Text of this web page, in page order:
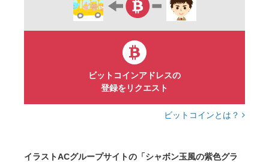
ビットコインアドレスの
登録をリクエスト
ビットコインとは？
イラストACグループサイトの「シャボン玉風の紫色グラ